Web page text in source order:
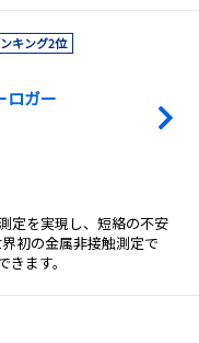
キング2位
ロガー
定を実現し、短絡の不安
初の金属非接触測定で
ます。